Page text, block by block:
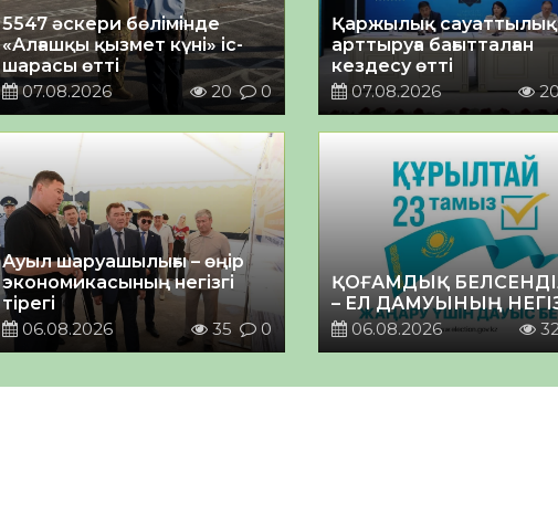
5547 әскери бөлімінде
«Алғашқы қызмет күні» іс-
шарасы өтті
07.08.2026
20 0
Қаржылық
арттыруға бағытталған
кездесу өтті
07.08.2026
Ауыл шаруашылығы – өңір
экономикасының негізгі
тірегі
06.08.2026
35 0
ҚОҒАМДЫҚ
– ЕЛ ДАМУЫНЫҢ
06.08.2026